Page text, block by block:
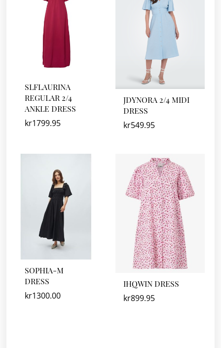
SLFLAURINA
REGULAR 2/4
ANKLE DRESS
kr1799.95
JDYNORA 2/4 MIDI
DRESS
kr549.95
SOPHIA-M
DRESS
kr1300.00
IHQWIN DRESS
kr899.95